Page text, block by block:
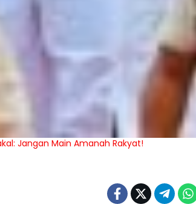
Jangan Main Amanah Rakyat!